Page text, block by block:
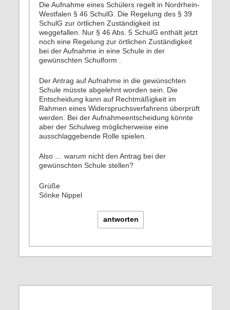
Die Aufnahme eines Schülers regelt in Nordrhein-
Westfalen § 46 SchulG. Die Regelung des § 39
SchulG zur örtlichen Zuständigkeit ist
weggefallen. Nur § 46 Abs. 5 SchulG enthält jetzt
noch eine Regelung zur örtlichen Zuständigkeit
bei der Aufnahme in eine Schule in der
gewünschten Schulform .
Der Antrag auf Aufnahme in die gewünschten
Schule müsste abgelehnt worden sein. Die
Entscheidung kann auf Rechtmäßigkeit im
Rahmen eines Widerspruchsverfahrens überprüft
werden. Bei der Aufnahmeentscheidung könnte
aber der Schulweg möglicherweise eine
ausschlaggebende Rolle spielen.
Also … warum nicht den Antrag bei der
gewünschten Schule stellen?
Grüße
Sönke Nippel
antworten